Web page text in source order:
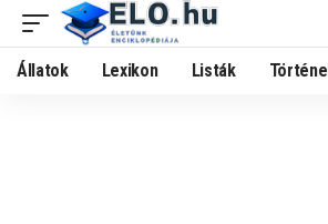
Állatok Lexikon Listák